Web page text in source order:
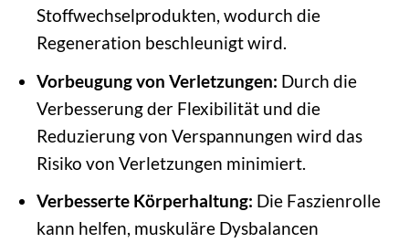
Stoffwechselprodukten, wodurch die
Regeneration beschleunigt wird.
Vorbeugung von Verletzungen: Durch die
Verbesserung der Flexibilität und die
Reduzierung von Verspannungen wird das
Risiko von Verletzungen minimiert.
Verbesserte Körperhaltung: Die Faszienrolle
kann helfen, muskuläre Dysbalancen